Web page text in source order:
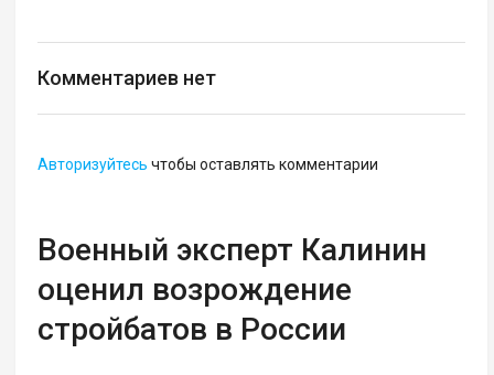
Комментариев нет
Авторизуйтесь чтобы оставлять комментарии
Военный эксперт Калинин
оценил возрождение
стройбатов в России